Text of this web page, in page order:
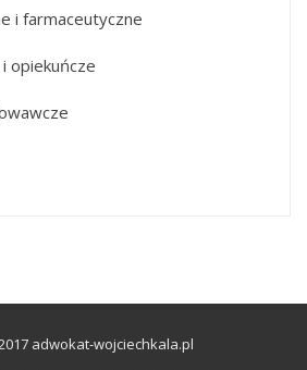
i farmaceutyczne
opiekuńcze
adwokat-wojciechkala.pl